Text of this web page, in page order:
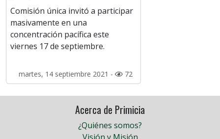
Comisión única invitó a participar
masivamente en una
concentración pacífica este
viernes 17 de septiembre.
martes, 14 septiembre 2021 - 72
Acerca de Primicia
¿Quiénes somos?